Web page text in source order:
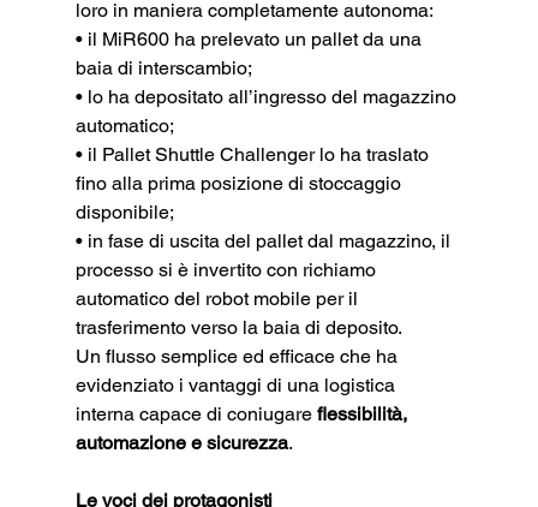
loro in maniera completamente autonoma:
• il MiR600 ha prelevato un pallet da una
baia di interscambio;
• lo ha depositato all’ingresso del magazzino
automatico;
• il Pallet Shuttle Challenger lo ha traslato
fino alla prima posizione di stoccaggio
disponibile;
• in fase di uscita del pallet dal magazzino, il
processo si è invertito con richiamo
automatico del robot mobile per il
trasferimento verso la baia di deposito.
Un flusso semplice ed efficace che ha
evidenziato i vantaggi di una logistica
interna capace di coniugare flessibilità,
automazione e sicurezza.
Le voci dei protagonisti